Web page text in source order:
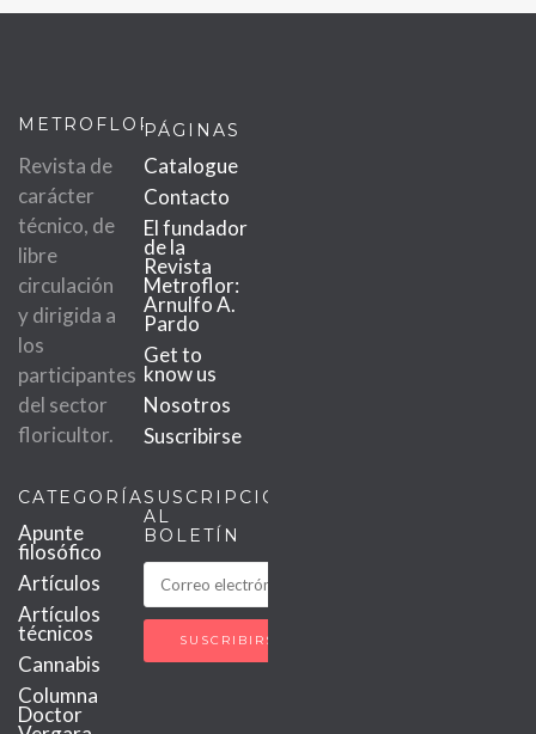
METROFLOR
Revista de
carácter
técnico, de
libre
circulación
y dirigida a
los
participantes
del sector
floricultor.
PÁGINAS
Catalogue
Contacto
El fundador
de la
Revista
Metroflor:
Arnulfo A.
Pardo
Get to
know us
Nosotros
Suscribirse
CATEGORÍAS
Apunte
filosófico
Artículos
Artículos
técnicos
Cannabis
Columna
Doctor
SUSCRIPCIÓN
AL
BOLETÍN